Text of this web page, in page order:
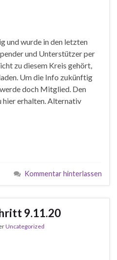
und wurde in den letzten
und Unterstützer per
zu diesem Kreis gehört,
Um die Info zukünftig
doch Mitglied. Den
erhalten. Alternativ
Kommentar hinterlassen
9.11.20
Uncategorized